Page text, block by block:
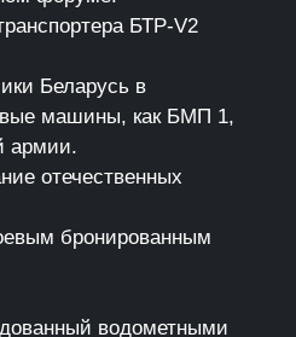
БТР-V2
Беларусь в
машины, как БМП 1,
армии.
отечественных
бронированным
водометными